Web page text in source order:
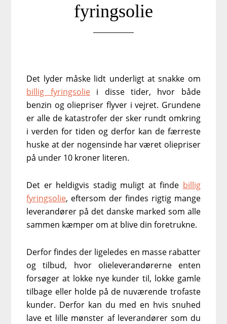
fyringsolie
Det lyder måske lidt underligt at snakke om
billig fyringsoliei disse tider, hvor både
benzin og oliepriser flyver i vejret. Grundene
er alle de katastrofer der sker rundt omkring
i verden for tiden og derfor kan de færreste
huske at der nogensinde har været oliepriser
på under 10 kroner literen.
Det er heldigvis stadig muligt at finde billig
fyringsolie, eftersom der findes rigtig mange
leverandører på det danske marked som alle
sammen kæmper om at blive din foretrukne.
Derfor findes der ligeledes en masse rabatter
og tilbud, hvor olieleverandørerne enten
forsøger at lokke nye kunder til, lokke gamle
tilbage eller holde på de nuværende trofaste
kunder. Derfor kan du med en hvis snuhed
lave et lille mønster af leverandører som du